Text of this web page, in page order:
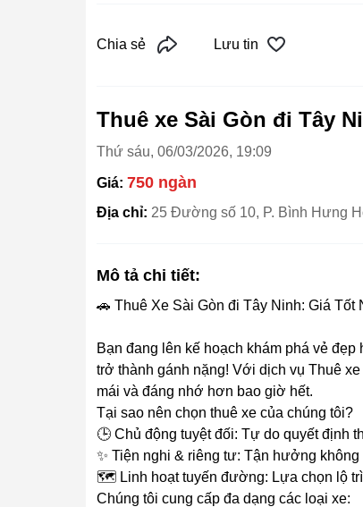
Chia sẻ Lưu tin
Thuê xe Sài Gòn đi Tây
Thứ sáu, 06/03/2026, 19:09
Giá: 750 ngàn
Địa chỉ: 25 Đường số 10, P. Bình Hưng
Mô tả chi tiết:
🚗 Thuê Xe Sài Gòn đi Tây Ninh: Giá
Bạn đang lên kế hoạch khám phá vẻ
trở thành gánh nặng! Với dịch vụ Thuê
mái và đáng nhớ hơn bao giờ hết.
Tại sao nên chọn thuê xe của chúng tôi?
🕒 Chủ động tuyệt đối: Tự do quyết định
✨ Tiện nghi & riêng tư: Tận hưởng
🗺️ Linh hoạt tuyến đường: Lựa chọn lộ
Chúng tôi cung cấp đa dạng các loại xe: